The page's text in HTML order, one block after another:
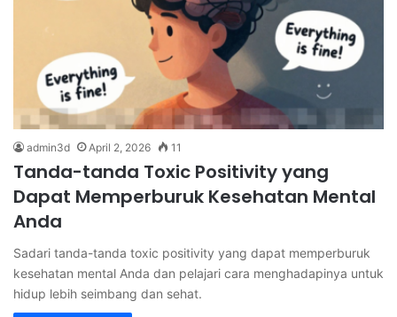
admin3d April 2, 2026 11
Tanda-tanda Toxic Positivity yang
Dapat Memperburuk Kesehatan Mental
Anda
Sadari tanda-tanda toxic positivity yang dapat memperburuk
kesehatan mental Anda dan pelajari cara menghadapinya untuk
hidup lebih seimbang dan sehat.